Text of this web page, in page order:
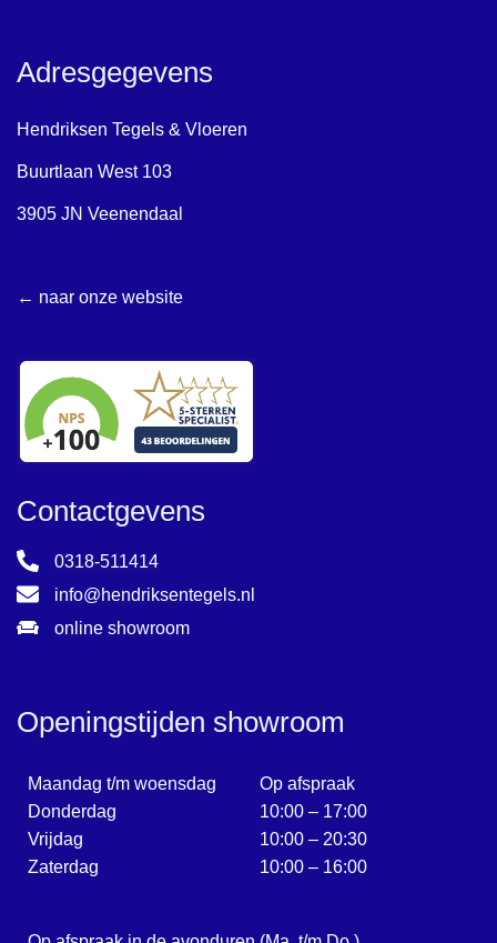
Adresgegevens
Hendriksen Tegels & Vloeren
Buurtlaan West 103
3905 JN Veenendaal
← naar onze website
Contactgevens
0318-511414
info@hendriksentegels.nl
online showroom
Openingstijden showroom
Maandag t/m woensdag
Donderdag
Vrijdag
Zaterdag
Op afspraak
10:00 – 17:00
10:00 – 20:30
10:00 – 16:00